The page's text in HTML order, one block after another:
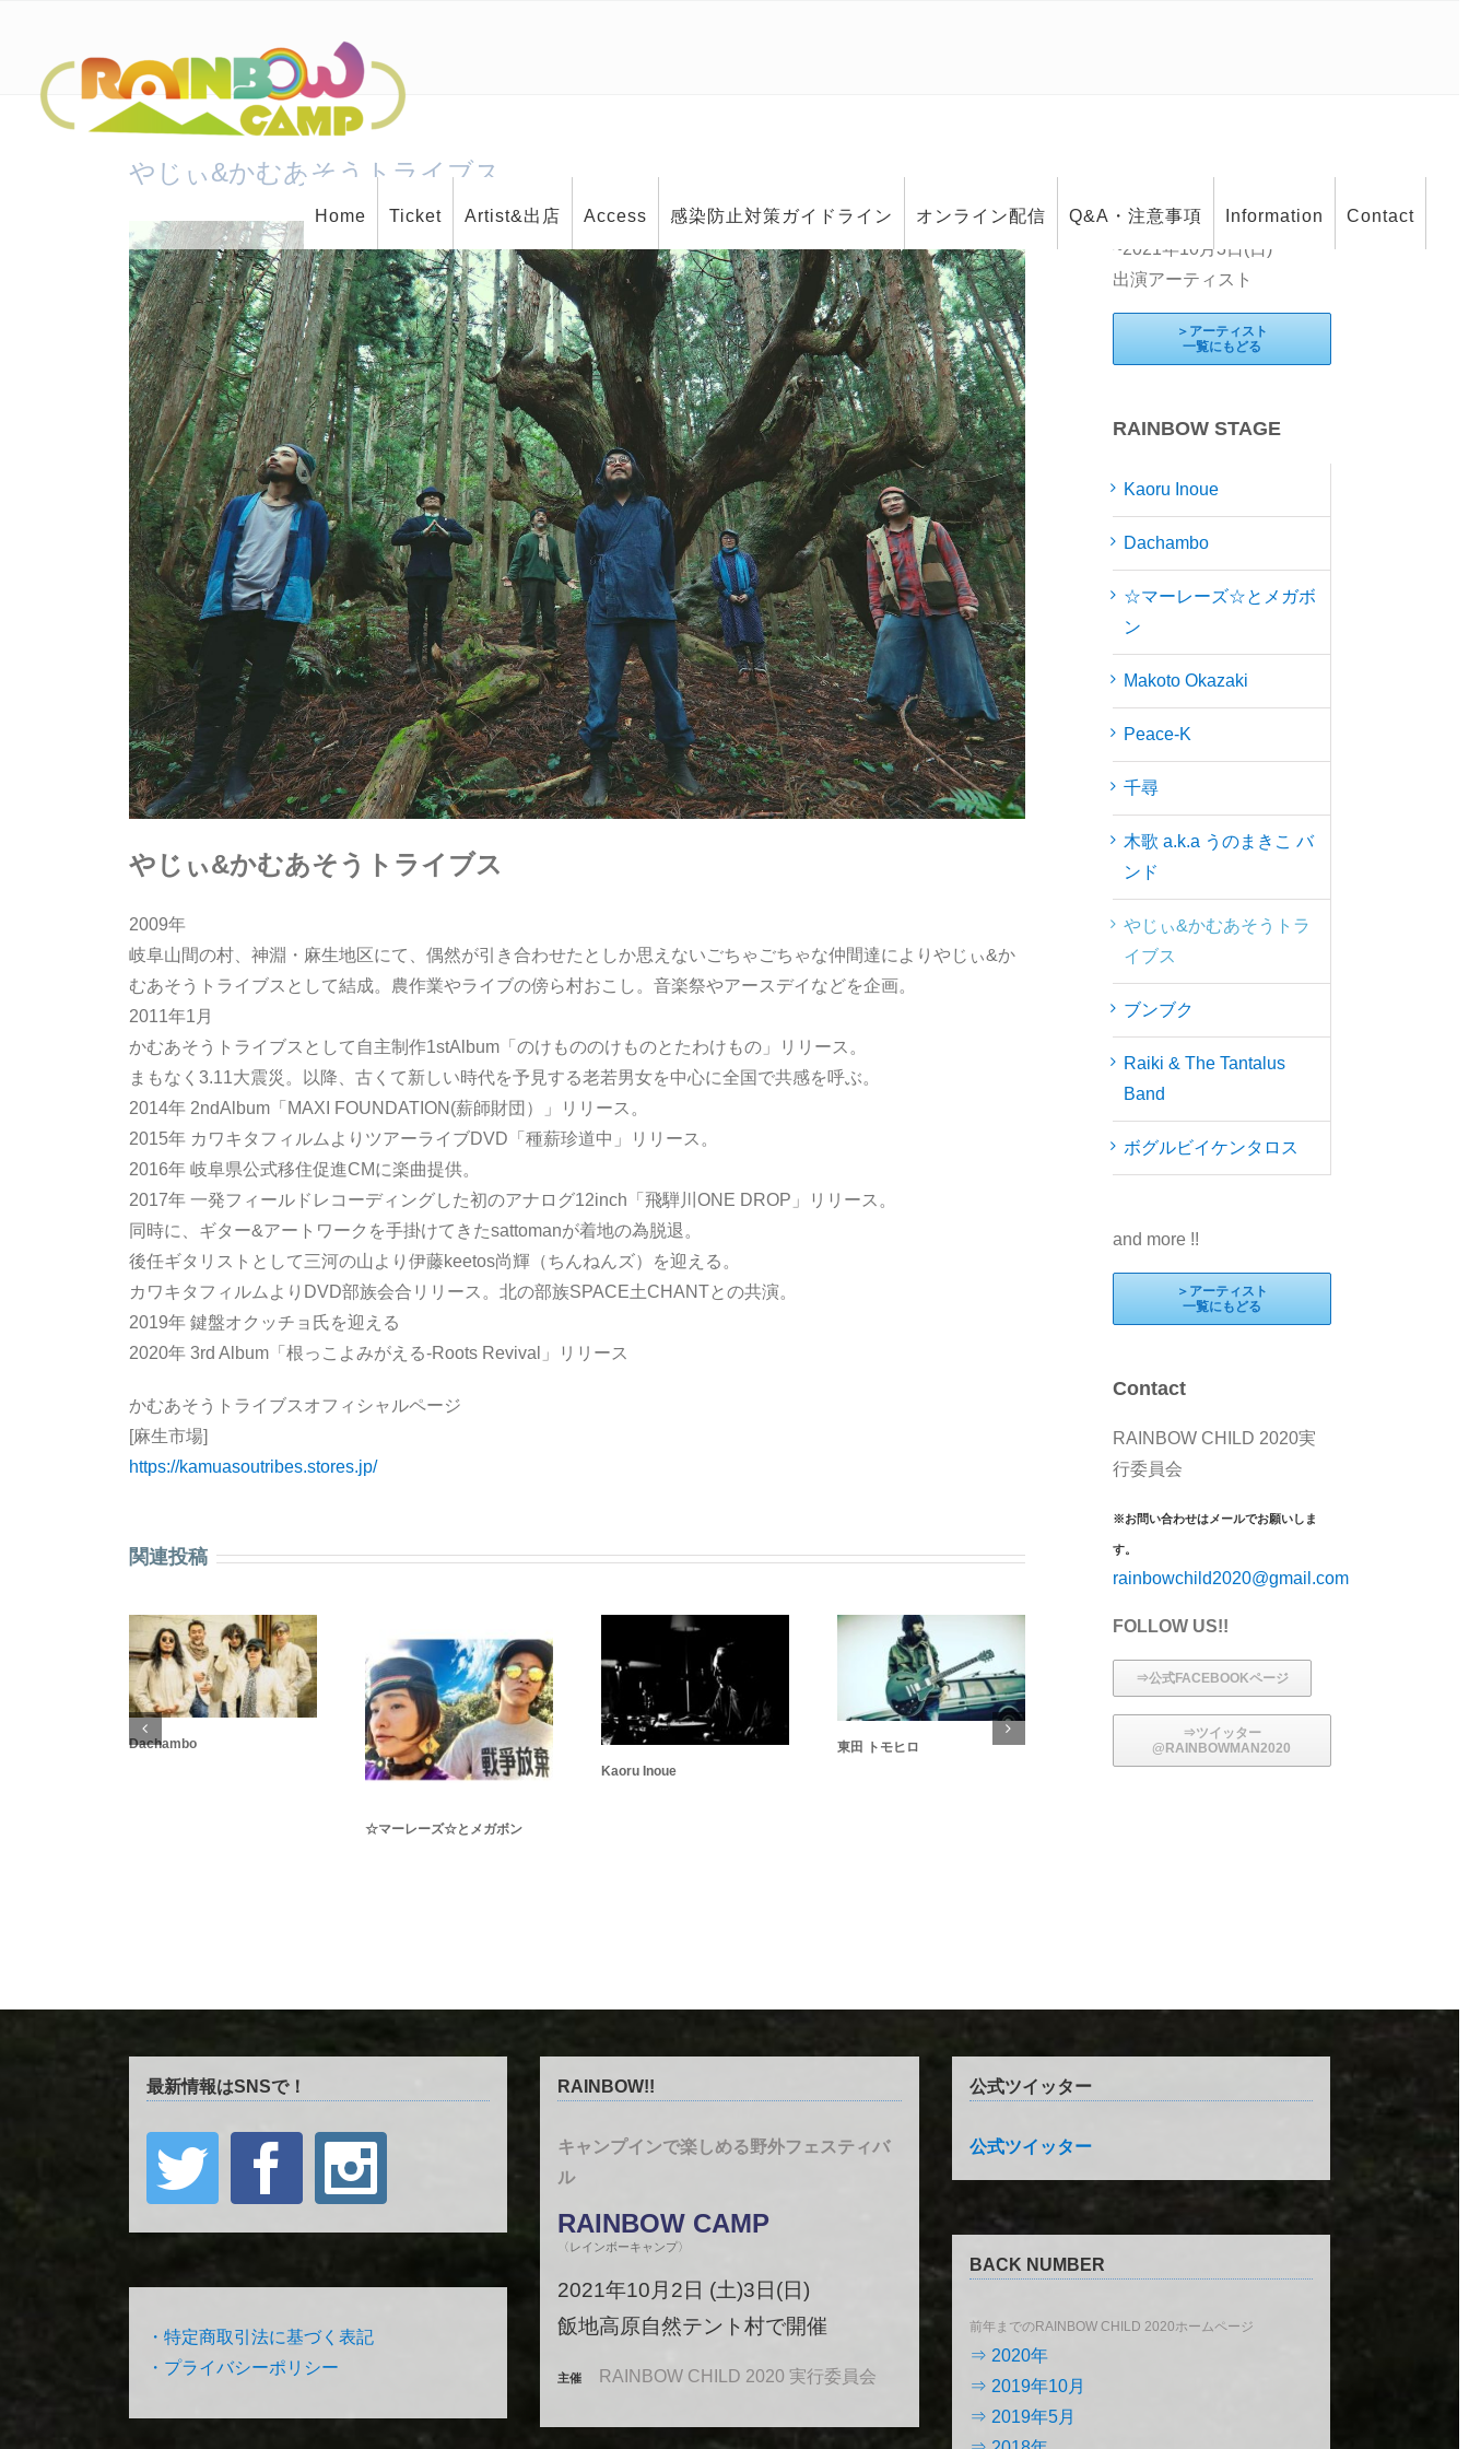
Home Ticket Artist&出店 Access 感染防止対策ガイドライン オンライン配信 Q&A・注意事項 Information Contact
やじぃ&かむあそうトライブス
やじぃ&かむあそうトライブス
2009年
岐阜山間の村、神淵・麻生地区にて、偶然が引き合わせたとしか思えないごちゃごちゃな仲間達によりやじぃ&か
むあそうトライブスとして結成。農作業やライブの傍ら村おこし。音楽祭やアースデイなどを企画。
2011年1月
かむあそうトライブスとして自主制作1stAlbum「のけもののけものとたわけもの」リリース。
まもなく3.11大震災。以降、古くて新しい時代を予見する老若男女を中心に全国で共感を呼ぶ。
2014年 2ndAlbum「MAXI FOUNDATION(薪師財団）」リリース。
2015年 カワキタフィルムよりツアーライブDVD「種薪珍道中」リリース。
2016年 岐阜県公式移住促進CMに楽曲提供。
2017年 一発フィールドレコーディングした初のアナログ12inch「飛騨川ONE DROP」リリース。
同時に、ギター&アートワークを手掛けてきたsattomanが着地の為脱退。
後任ギタリストとして三河の山より伊藤keetos尚輝（ちんねんズ）を迎える。
カワキタフィルムよりDVD部族会合リリース。北の部族SPACE土CHANTとの共演。
2019年 鍵盤オクッチョ氏を迎える
2020年 3rd Album「根っこよみがえる-Roots Revival」リリース
かむあそうトライブスオフィシャルページ
[麻生市場]
https://kamuasoutribes.stores.jp/
関連投稿
Dachambo
☆マーレーズ☆とメガボン
Kaoru Inoue
東田 トモヒロ
Peace-K
2021年10月2日(土)
~2021年10月3日(日)
出演アーティスト
＞アーティスト
一覧にもどる
RAINBOW STAGE
Kaoru Inoue
Dachambo
☆マーレーズ☆とメガボ
ン
Makoto Okazaki
Peace-K
千尋
木歌 a.k.a うのまきこ バ
ンド
やじぃ&かむあそうトラ
イブス
ブンブク
Raiki & The Tantalus
Band
ボグルビイケンタロス
and more !!
＞アーティスト
一覧にもどる
Contact
RAINBOW CHILD 2020実
行委員会
※お問い合わせはメールでお願いしま
す。
rainbowchild2020@gmail.com
FOLLOW US!!
⇒公式FACEBOOKページ
⇒ツイッター
@RAINBOWMAN2020
最新情報はSNSで！
・特定商取引法に基づく表記
・プライバシーポリシー
RAINBOW!!
キャンプインで楽しめる野外フェスティバ
ル
RAINBOW CAMP
〈レインボーキャンプ〉
2021年10月2日 (土)3日(日)
飯地高原自然テント村で開催
主催 RAINBOW CHILD 2020 実行委員会
公式ツイッター
公式ツイッター
BACK NUMBER
前年までのRAINBOW CHILD 2020ホームページ
⇒ 2020年
⇒ 2019年10月
⇒ 2019年5月